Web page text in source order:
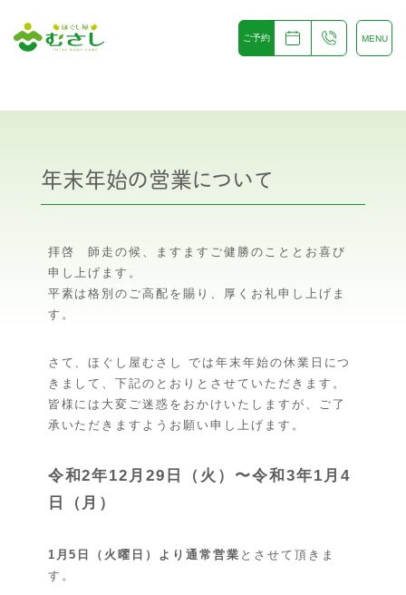
ご予約 MENU
年末年始の営業について
拝啓 師走の候、ますますご健勝のこととお喜び
申し上げます。
平素は格別のご高配を賜り、厚くお礼申し上げま
す。
さて、ほぐし屋むさし では年末年始の休業日につ
きまして、下記のとおりとさせていただきます。
皆様には大変ご迷惑をおかけいたしますが、ご了
承いただきますようお願い申し上げます。
令和2年12月29日（火）〜令和3年1月4
日（月）
1月5日（火曜日）より通常営業 とさせて頂きま
す。